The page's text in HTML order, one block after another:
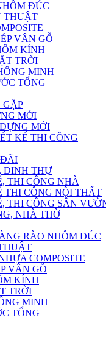
ĐÚC
THUẬT
VÂN GỖ
KÍNH
TRỜI
MINH
TỔNG
GẶP
MỚI
MỚI
KẾ THI CÔNG
ĐÃI
DINH THỰ
THI CÔNG NHÀ
THI CÔNG NỘI THẤT
THI CÔNG SÂN
NHÀ THỜ
RÀO NHÔM ĐÚC
COMPOSITE
VÂN GỖ
KÍNH
TRỜI
MINH
TỔNG